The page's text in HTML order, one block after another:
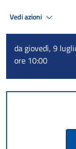
Vedi azioni
da giovedì, 9
ore 10:00